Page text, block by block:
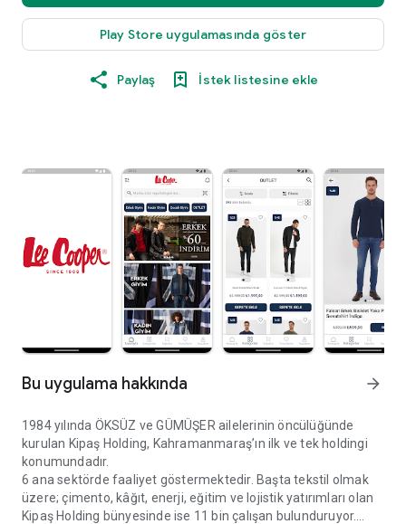
Play Store uygulamasında göster
Paylaş İstek listesine ekle
Bu uygulama hakkında arrow_forward
1984 yılında ÖKSÜZ ve GÜMÜŞER ailelerinin öncülüğünde
kurulan Kipaş Holding, Kahramanmaraş’ın ilk ve tek holdingi
konumundadır.
6 ana sektörde faaliyet göstermektedir. Başta tekstil olmak
üzere; çimento, kâğıt, enerji, eğitim ve lojistik yatırımları olan
Kipaş Holding bünyesinde ise 11 bin çalışan bulunduruyor.